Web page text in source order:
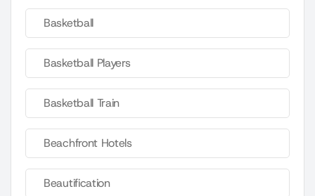
Basketball
Basketball Players
Basketball Train
Beachfront Hotels
Beautification